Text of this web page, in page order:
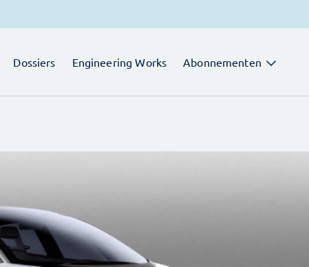
Dossiers Engineering Works Abonnementen